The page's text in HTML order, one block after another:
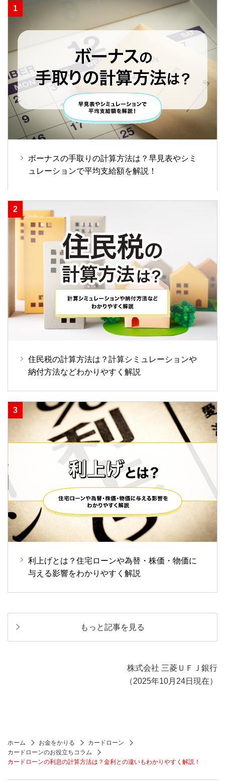
ボーナスの手取りの計算方法は？早見表やシミ
ュレーションで平均支給額を解説！
住民税の計算方法は？計算シミュレーションや
納付方法などわかりやすく解説
利上げとは？住宅ローンや為替・株価・物価に
与える影響をわかりやすく解説
もっと記事を見る
株式会社 三菱ＵＦＪ銀行
（2025年10月24日現在）
ホーム お金をかりる
カードローン
カードローンのお役立ちコラム
カードローンの利息の計算方法は？金利との違いもわかりやすく解説！